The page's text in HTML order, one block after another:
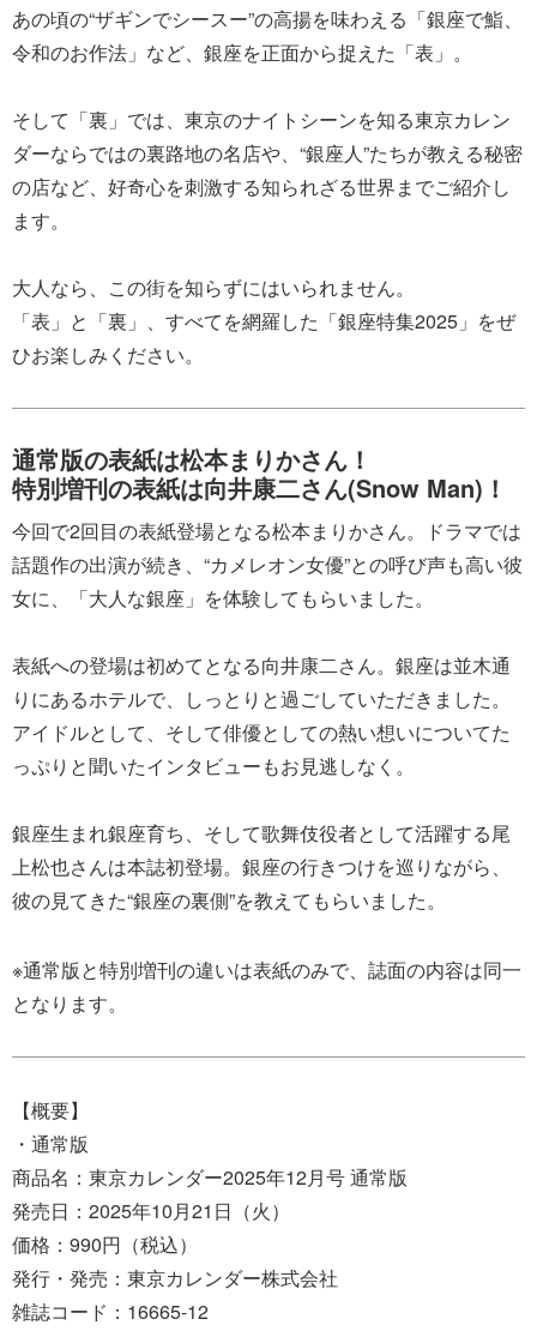
あの頃の“ザギンでシースー”の高揚を味わえる「銀座で鮨、
令和のお作法」など、銀座を正面から捉えた「表」。
そして「裏」では、東京のナイトシーンを知る東京カレン
ダーならではの裏路地の名店や、“銀座人”たちが教える秘密
の店など、好奇心を刺激する知られざる世界までご紹介し
ます。
大人なら、この街を知らずにはいられません。
「表」と「裏」、すべてを網羅した「銀座特集2025」をぜ
ひお楽しみください。
通常版の表紙は松本まりかさん！
特別増刊の表紙は向井康二さん(Snow Man)！
今回で2回目の表紙登場となる松本まりかさん。ドラマでは
話題作の出演が続き、“カメレオン女優”との呼び声も高い彼
女に、「大人な銀座」を体験してもらいました。
表紙への登場は初めてとなる向井康二さん。銀座は並木通
りにあるホテルで、しっとりと過ごしていただきました。
アイドルとして、そして俳優としての熱い想いについてた
っぷりと聞いたインタビューもお見逃しなく。
銀座生まれ銀座育ち、そして歌舞伎役者として活躍する尾
上松也さんは本誌初登場。銀座の行きつけを巡りながら、
彼の見てきた“銀座の裏側”を教えてもらいました。
※通常版と特別増刊の違いは表紙のみで、誌面の内容は同一
となります。
【概要】
・通常版
商品名：東京カレンダー2025年12月号 通常版
発売日：2025年10月21日（火）
価格：990円（税込）
発行・発売：東京カレンダー株式会社
雑誌コード：16665‐12